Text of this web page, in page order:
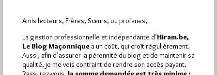
Conférence. Qu’est-ce que la Franc-
Maçonnerie et quel chemin parcourir
pour devenir Franc-Maçon(ne)?
Par Jiri Pragman
Amis lecteurs, Frères, Sœurs, ou profanes,
La gestion professionnelle et indépendante d’Hiram.be,
Le Blog Maçonnique a un coût, qui croît régulièrement.
Aussi, afin d’assurer la pérennité du blog et de maintenir sa
qualité, je me vois contraint de rendre son accès payant.